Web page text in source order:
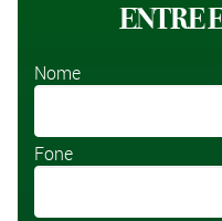
ENTRE
Nome
Fone